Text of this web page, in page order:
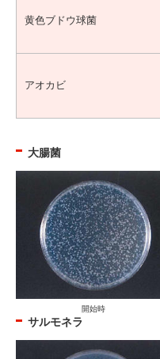
黄色ブドウ球菌
アオカビ
大腸菌
開始時
サルモネラ